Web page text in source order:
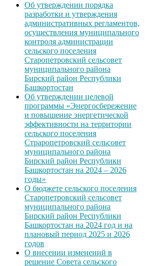
Об утверждении порядка
разработки и утверждения
административных регламентов,
осуществления муниципального
контроля администрации
сельского поселения
Старопетровский сельсовет
муниципального района
Бирский район Республики
Башкортостан
Об утверждении целевой
программы «Энергосбережение
и повышение энергетической
эффективности на территории
сельского поселения
Страропетровский сельсовет
муниципального района
Бирский район Республики
Башкортостан на 2024 – 2026
годы»
О бюджете сельского поселения
Старопетровский сельсовет
муниципального района
Бирский район Республики
Башкортостан на 2024 год и на
плановый период 2025 и 2026
годов
О внесении изменений в
решение Совета сельского